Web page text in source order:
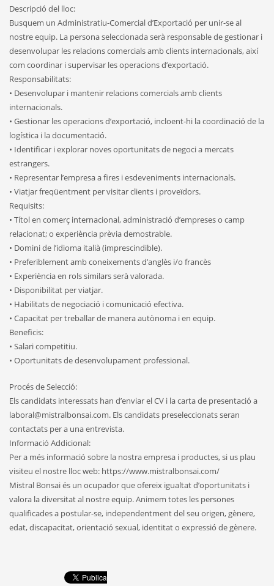
Descripció del lloc:
Busquem un Administratiu-Comercial d’Exportació per unir-se al
nostre equip. La persona seleccionada serà responsable de gestionar i
desenvolupar les relacions comercials amb clients internacionals, així
com coordinar i supervisar les operacions d’exportació.
Responsabilitats:
• Desenvolupar i mantenir relacions comercials amb clients
internacionals.
• Gestionar les operacions d’exportació, incloent-hi la coordinació de la
logística i la documentació.
• Identificar i explorar noves oportunitats de negoci a mercats
estrangers.
• Representar l’empresa a fires i esdeveniments internacionals.
• Viatjar freqüentment per visitar clients i proveïdors.
Requisits:
• Títol en comerç internacional, administració d’empreses o camp
relacionat; o experiència prèvia demostrable.
• Domini de l’idioma italià (imprescindible).
• Preferiblement amb coneixements d’anglès i/o francès
• Experiència en rols similars serà valorada.
• Disponibilitat per viatjar.
• Habilitats de negociació i comunicació efectiva.
• Capacitat per treballar de manera autònoma i en equip.
Beneficis:
• Salari competitiu.
• Oportunitats de desenvolupament professional.
Procés de Selecció:
Els candidats interessats han d’enviar el CV i la carta de presentació a
laboral@mistralbonsai.com. Els candidats preseleccionats seran
contactats per a una entrevista.
Informació Addicional:
Per a més informació sobre la nostra empresa i productes, si us plau
visiteu el nostre lloc web: https://www.mistralbonsai.com/
Mistral Bonsai és un ocupador que ofereix igualtat d’oportunitats i
valora la diversitat al nostre equip. Animem totes les persones
qualificades a postular-se, independentment del seu origen, gènere,
edat, discapacitat, orientació sexual, identitat o expressió de gènere.